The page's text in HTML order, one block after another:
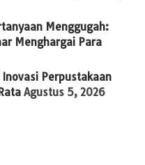
Menggugah:
Menghargai Para
Perpustakaan
Agustus 5, 2026